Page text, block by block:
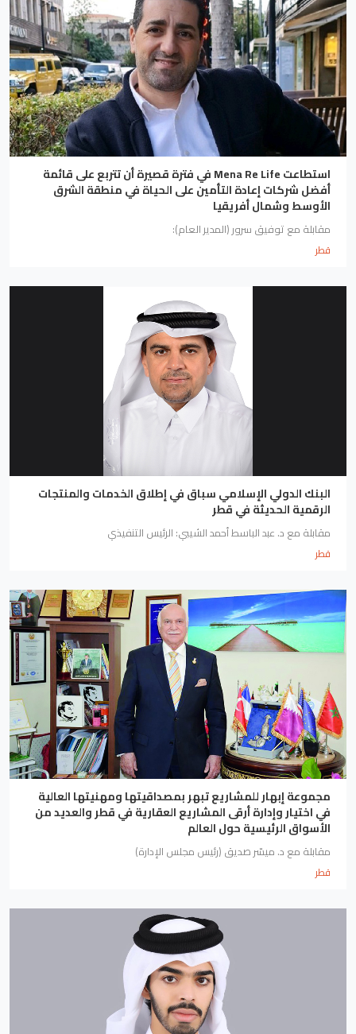
استطاعت Mena Re Life في فترة قصيرة أن تتربع على قائمة
أفضل شركات إعادة التأمين على الحياة في منطقة الشرق
الأوسط وشمال أفريقيا
مقابلة مع توفيق سرور (المدير العام):
قطر
البنك الدولي الإسلامي سباق في إطلاق الخدمات والمنتجات
الرقمية الحديثة في قطر
مقابلة مع د. عبد الباسط أحمد الشيبي: الرئيس التنفيذي
قطر
مجموعة إبهار للمشاريع تبهر بمصداقيتها ومهنيتها العالية
في اختيار وإدارة أرقى المشاريع العقارية في قطر والعديد من
الأسواق الرئيسية حول العالم
مقابلة مع د. ميسّر صديق (رئيس مجلس الإدارة)
قطر